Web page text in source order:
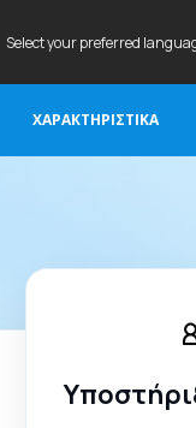
Select your preferred
ΧΑΡΑΚΤΗΡΙΣΤΙΚΆ